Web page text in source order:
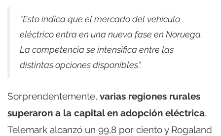
“Esto indica que el mercado del vehículo
eléctrico entra en una nueva fase en Noruega.
La competencia se intensifica entre las
distintas opciones disponibles”.
Sorprendentemente, varias regiones rurales
superaron a la capital en adopción eléctrica.
Telemark alcanzó un 99,8 por ciento y Rogaland